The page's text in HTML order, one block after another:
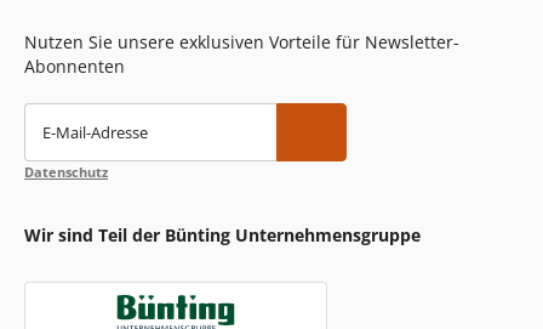
Nutzen Sie unsere exklusiven Vorteile für Newsletter-
Abonnenten
E-Mail-Adresse
Datenschutz
Wir sind Teil der Bünting Unternehmensgruppe